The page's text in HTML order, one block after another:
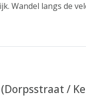
Wandel langs de
/